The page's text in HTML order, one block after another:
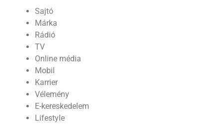
Sajtó
Márka
Rádió
TV
Online média
Mobil
Karrier
Vélemény
E-kereskedelem
Lifestyle